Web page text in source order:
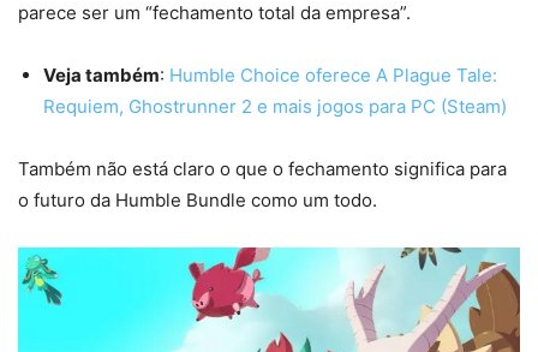
parece ser um “fechamento total da empresa”.
Veja também: Humble Choice oferece A Plague Tale:
Requiem, Ghostrunner 2 e mais jogos para PC (Steam)
Também não está claro o que o fechamento significa para
o futuro da Humble Bundle como um todo.